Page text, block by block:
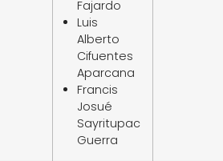
Fajardo
Luis
Alberto
Cifuentes
Aparcana
Francis
Josué
Sayritupac
Guerra